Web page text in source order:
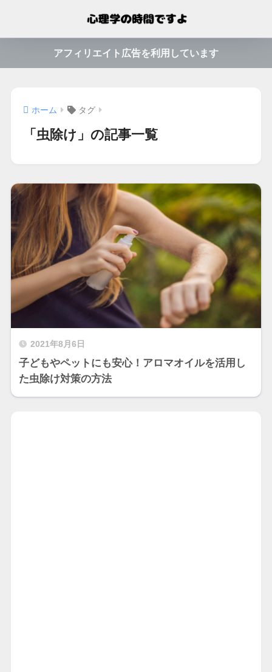
アフィリエイト広告を利用しています
ホーム タグ
「虫除け」の記事一覧
2021年8月6日
子どもやペットにも安心！アロマオイルを活用し
た虫除け対策の方法